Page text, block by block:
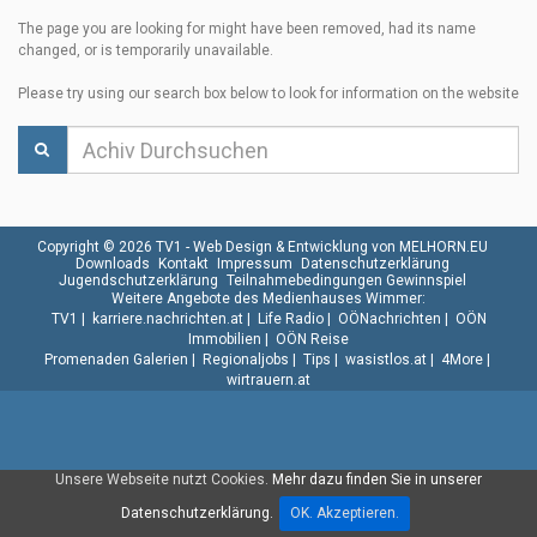
The page you are looking for might have been removed, had its name
changed, or is temporarily unavailable.
Please try using our search box below to look for information on the website
Unsere Webseite nutzt Cookies. Mehr dazu finden Sie in unserer
Datenschutzerklärung.
OK. Akzeptieren.
Copyright © 2026 TV1 - Web Design & Entwicklung von MELHORN.EU
Downloads
Kontakt Impressum
Datenschutzerklärung
Jugendschutzerklärung Teilnahmebedingungen Gewinnspiel
Weitere Angebote des Medienhauses Wimmer:
TV1
karriere.nachrichten.at| Life Radio| OÖNachrichten
OÖN
Immobilien
OÖN Reise
Promenaden Galerien
Regionaljobs Tips wasistlos.at| 4More|
wirtrauern.at